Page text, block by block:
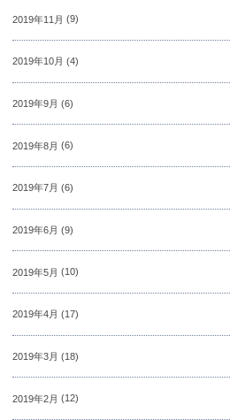
2019年11月 (9)
2019年10月 (4)
2019年9月 (6)
2019年8月 (6)
2019年7月 (6)
2019年6月 (9)
2019年5月 (10)
2019年4月 (17)
2019年3月 (18)
2019年2月 (12)